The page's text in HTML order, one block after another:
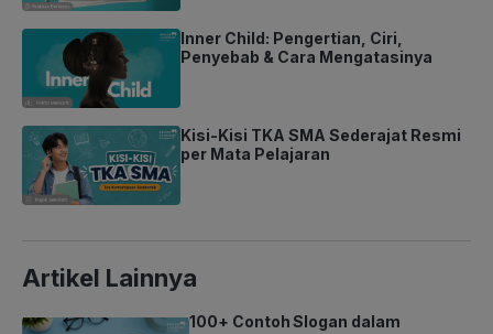
Inner Child: Pengertian, Ciri,
Penyebab & Cara Mengatasinya
Kisi-Kisi TKA SMA Sederajat Resmi
per Mata Pelajaran
Artikel Lainnya
100+ Contoh Slogan dalam